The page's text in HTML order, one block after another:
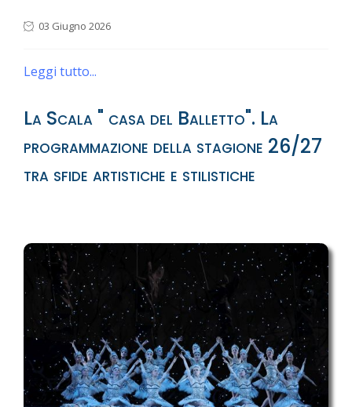
03 Giugno 2026
Leggi tutto...
La Scala " casa del Balletto". La
programmazione della stagione 26/27
tra sfide artistiche e stilistiche